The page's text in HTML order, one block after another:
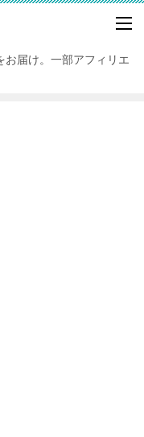
お届け。一部アフィリエ